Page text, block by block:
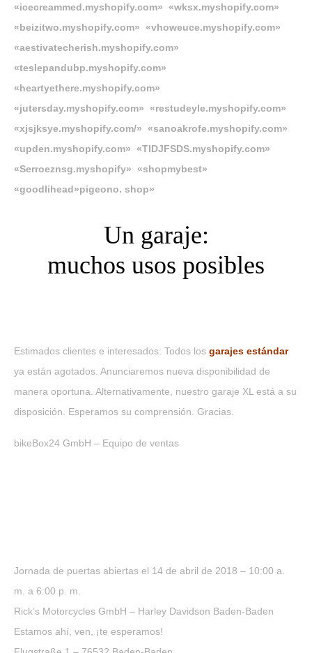
«icecreammed.myshopify.com» «wksx.myshopify.com»
«beizitwo.myshopify.com» «vhoweuce.myshopify.com»
«aestivatecherish.myshopify.com»
«teslepandubp.myshopify.com»
«heartyethere.myshopify.com»
«jutersday.myshopify.com» «restudeyle.myshopify.com»
«xjsjksye.myshopify.com/» «sanoakrofe.myshopify.com»
«upden.myshopify.com» «TIDJFSDS.myshopify.com»
«Serroeznsg.myshopify» «shopmybest»
«goodlihead»pigeono. shop»
Un garaje:
muchos usos posibles
Estimados clientes e interesados: Todos los garajes estándar
ya están agotados. Anunciaremos nueva disponibilidad de
manera oportuna. Alternativamente, nuestro garaje XL está a su
disposición. Esperamos su comprensión. Gracias.
bikeBox24 GmbH – Equipo de ventas
Jornada de puertas abiertas el 14 de abril de 2018 – 10:00 a.
m. a 6:00 p. m.
Rick’s Motorcycles GmbH – Harley Davidson Baden-Baden
Estamos ahí, ven, ¡te esperamos!